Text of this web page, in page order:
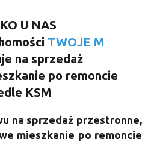
U NAS
TWOJE M
na sprzedaż
po remoncie
KSM
na sprzedaż przestronne,
mieszkanie po remoncie